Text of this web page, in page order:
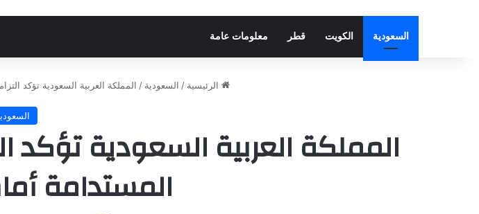
السعودية الكويت قطر معلومات عامة
الرئيسية / السعودية / المملكة العربية السعودية تؤكد التزامها برؤية 2030 ودعم التنمية المستدامة
المستدامة